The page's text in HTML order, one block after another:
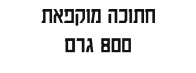
חתוכה מוקפאת
800 גרם